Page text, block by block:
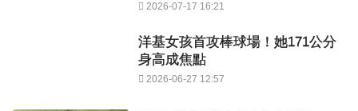
2026-07-17 16:21
洋基女孩首攻棒球場！她171公分
身高成焦點
2026-06-27 12:57